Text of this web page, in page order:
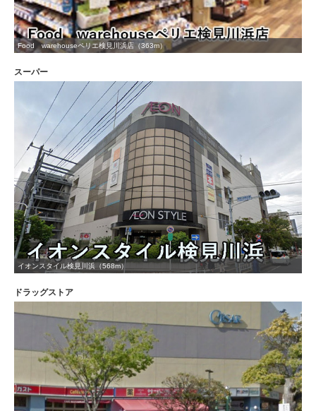
Food warehouseペリエ検見川浜店（363m）
スーパー
イオンスタイル検見川浜（568m）
ドラッグストア